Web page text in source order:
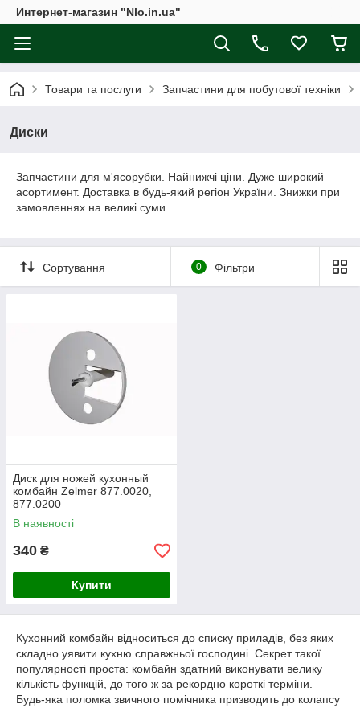
Интернет-магазин "Nlo.in.ua"
Товари та послуги Запчастини для побутової техніки
Диски
Запчастини для м'ясорубки. Найнижчі ціни. Дуже широкий
асортимент. Доставка в будь-який регіон України. Знижки при
замовленнях на великі суми.
Сортування 0 Фільтри
Диск для ножей кухонный
комбайн Zelmer 877.0020,
877.0200
В наявності
340 ₴
Купити
Кухонний комбайн відноситься до списку приладів, без яких
складно уявити кухню справжньої господині. Секрет такої
популярності проста: комбайн здатний виконувати велику
кількість функцій, до того ж за рекордно короткі терміни.
Будь-яка поломка звичного помічника призводить до колапсу